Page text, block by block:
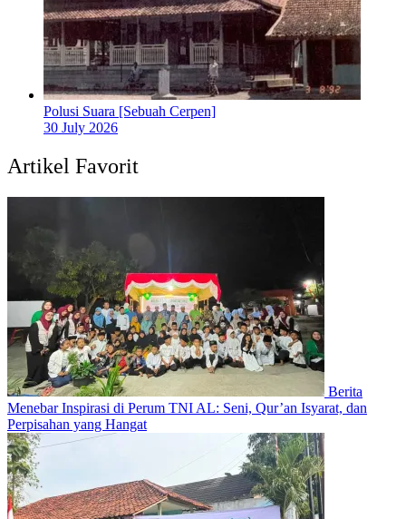
Polusi Suara [Sebuah Cerpen]
30 July 2026
Artikel Favorit
Berita
Menebar Inspirasi di Perum TNI AL: Seni, Qur’an Isyarat, dan
Perpisahan yang Hangat